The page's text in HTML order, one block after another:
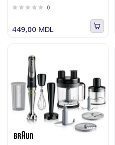
0
449,00 MDL